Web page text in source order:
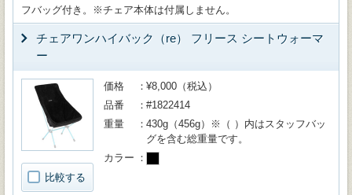
フバッグ付き。※チェア本体は付属しません。
チェアワンハイバック（re） フリース シートウォーマ
ー
比較する
価格
¥8,000（税込）
品番
#1822414
重量
430g（456g）※（ ）内はスタッフバッ
グを含む総重量です。
カラー